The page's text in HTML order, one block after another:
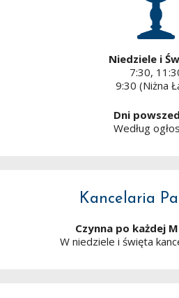
Niedziele i
7:30,
9:30 (Niżna
Dni
Według
Kancelaria
Czynna po każdej
W niedziele i święta